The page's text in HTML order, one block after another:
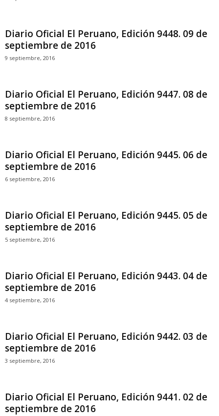
Diario Oficial El Peruano, Edición 9448. 09 de
septiembre de 2016
9 septiembre, 2016
Diario Oficial El Peruano, Edición 9447. 08 de
septiembre de 2016
8 septiembre, 2016
Diario Oficial El Peruano, Edición 9445. 06 de
septiembre de 2016
6 septiembre, 2016
Diario Oficial El Peruano, Edición 9445. 05 de
septiembre de 2016
5 septiembre, 2016
Diario Oficial El Peruano, Edición 9443. 04 de
septiembre de 2016
4 septiembre, 2016
Diario Oficial El Peruano, Edición 9442. 03 de
septiembre de 2016
3 septiembre, 2016
Diario Oficial El Peruano, Edición 9441. 02 de
septiembre de 2016